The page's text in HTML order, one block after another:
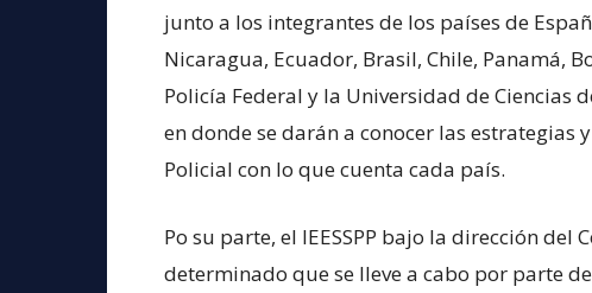
junto a los integrantes de los países de
Nicaragua, Ecuador, Brasil, Chile, Panamá,
Policía Federal y la Universidad de Ciencias
en donde se darán a conocer las estrategias
Policial con lo que cuenta cada país.
Po su parte, el IEESSPP bajo la dirección del
determinado que se lleve a cabo por parte